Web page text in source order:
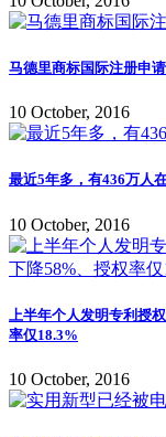
马德里商标国际注册申
10 October, 2016
最近5年多，有436万人
10 October, 2016
上半年个人发明专利授
率仅18.3%
10 October, 2016